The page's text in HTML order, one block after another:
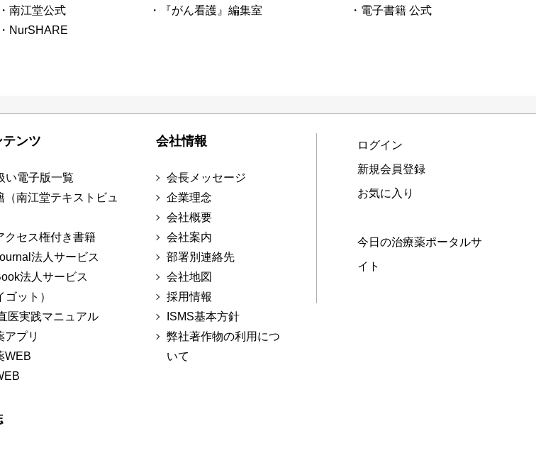
・南江堂公式
・NurSHARE
・『がん看護』編集室 ・電子書籍 公式
ンツ
い電子版一覧
（南江堂テキストビュ
クセス権付き書籍
法人サービス
法人サービス
ット）
医実践マニュアル
アプリ
WEB
会社情報
会長メッセージ
企業理念
会社概要
会社案内
部署別連絡先
会社地図
採用情報
ISMS基本方針
弊社著作物の利用につ
いて
ログイン
新規会員登録
お気に入り
今日の治療薬ポータルサ
イト